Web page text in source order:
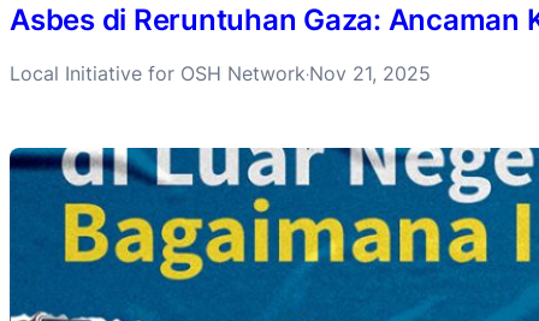
Asbes di Reruntuhan Gaza: Ancaman
Local Initiative for OSH Network·Nov 21, 2025